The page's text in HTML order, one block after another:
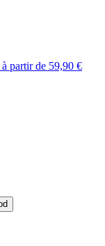
à partir de 59,90 €